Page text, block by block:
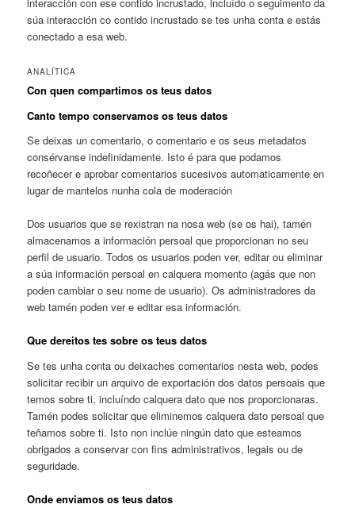
súa interacción co contido incrustado se tes unha conta e estás
conectado a esa web.
ANALÍTICA
Con quen compartimos os teus datos
Canto tempo conservamos os teus datos
Se deixas un comentario, o comentario e os seus metadatos
consérvanse indefinidamente. Isto é para que podamos
recoñecer e aprobar comentarios sucesivos automaticamente en
lugar de mantelos nunha cola de moderación
Dos usuarios que se rexistran na nosa web (se os hai), tamén
almacenamos a información persoal que proporcionan no seu
perfil de usuario. Todos os usuarios poden ver, editar ou eliminar
a súa información persoal en calquera momento (agás que non
poden cambiar o seu nome de usuario). Os administradores da
web tamén poden ver e editar esa información.
Que dereitos tes sobre os teus datos
Se tes unha conta ou deixaches comentarios nesta web, podes
solicitar recibir un arquivo de exportación dos datos persoais que
temos sobre ti, incluíndo calquera dato que nos proporcionaras.
Tamén podes solicitar que eliminemos calquera dato persoal que
teñamos sobre ti. Isto non inclúe ningún dato que esteamos
obrigados a conservar con fins administrativos, legais ou de
seguridade.
Onde enviamos os teus datos